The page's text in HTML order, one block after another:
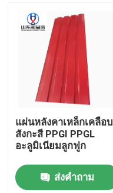
บ้าน
ผลิตภัณฑ์
แผ่นหลังคาเหล็กเคลือบ
สังกะสี PPGI PPGL
อะลูมิเนียมลูกฟูก
ส่งคำถาม